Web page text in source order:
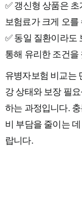
✅ 갱신형 상품은
보험료가 크게 오를
✅ 동일 질환이라도
통해 유리한 조건을
유병자보험 비교는
강 상태와 보장 필
하는 과정입니다.
비 부담을 줄이는
랍니다.